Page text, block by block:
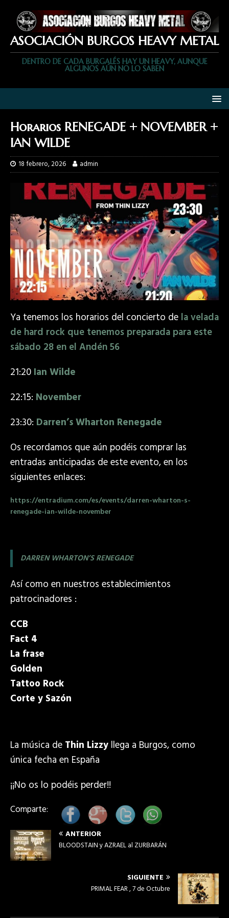
ASOCIACIÓN BURGOS HEAVY METAL
DENTRO DE CADA BURGALÉS HAY UN HEAVY, AUNQUE
ALGUNOS AÚN NO LO SABEN
Horarios RENEGADE + NOVEMBER +
IAN WILDE
18 febrero, 2026 admin
Ya tenemos los horarios del concierto de la velada
de hard rock que tenemos preparada para este
sábado 28 en el Andén 56
21:20 Ian Wilde
22:15: November
23:30: Darren’s Wharton Renegade
Os recordamos que aún podéis comprar las
entradas anticipadas de este evento, en los
siguientes enlaces:
https://entradium.com/es/events/darren-wharton-s-
renegade-ian-wilde-november
DARREN WHARTON’S RENEGADE
Así como en nuestros establecimientos
patrocinadores :
CCB
Fact 4
La frase
Golden
Tattoo Rock
Corte y Sazón
La música de Thin Lizzy llega a Burgos, como
única fecha en España
¡¡No os lo podéis perder!!
Comparte:
ANTERIOR
BLOODSTAIN y AZRAEL al ZURBARÁN
SIGUIENTE
PRIMAL FEAR , 7 de Octubre